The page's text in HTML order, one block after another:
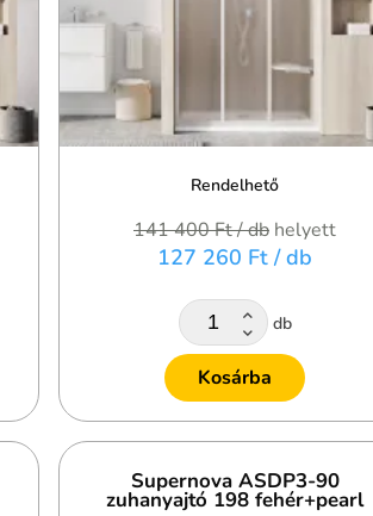
Rendelhető
141 400 Ft/ db helyett
127 260 Ft / db
db
Kosárba
Supernova ASDP3-90
zuhanyajtó 198 fehér+pearl